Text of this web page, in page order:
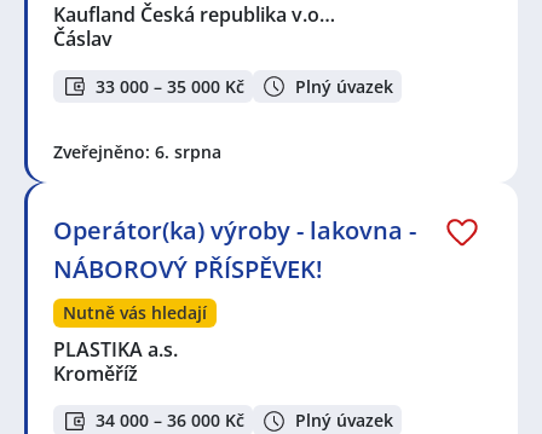
Kaufland Česká republika v.o…
Čáslav
33 000 – 35 000 Kč Plný úvazek
Zveřejněno: 6. srpna
Operátor(ka) výroby - lakovna -
NÁBOROVÝ PŘÍSPĚVEK!
Nutně vás hledají
PLASTIKA a.s.
Kroměříž
34 000 – 36 000 Kč
Plný úvazek